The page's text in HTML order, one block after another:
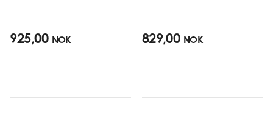
925,00 NOK 829,00 NOK